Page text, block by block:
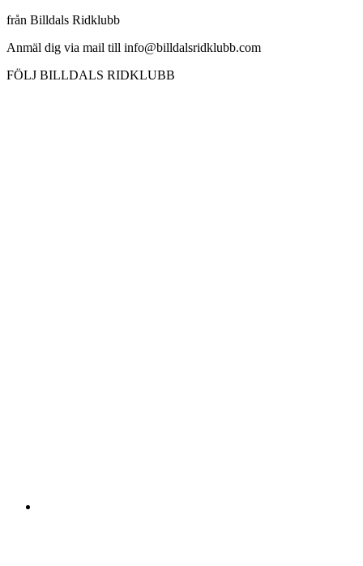
från Billdals Ridklubb
Anmäl dig via mail till info@billdalsridklubb.com
FÖLJ BILLDALS RIDKLUBB